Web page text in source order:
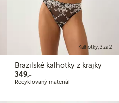
Kalhotky, 3 za 2
Brazilské kalhotky z krajky
349,-349,00 Kč
Recyklovaný materiál